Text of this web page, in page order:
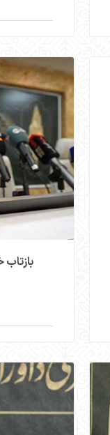
بانوان،
می‌گوید؛
جریان‌ساز
مشاهده
چهارمین